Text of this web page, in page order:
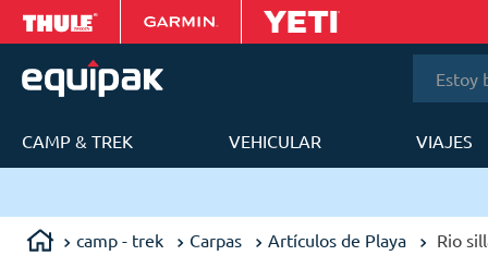
CAMP & TREK VEHICULAR VIAJES
camp - trek Carpas Artículos de Playa Rio